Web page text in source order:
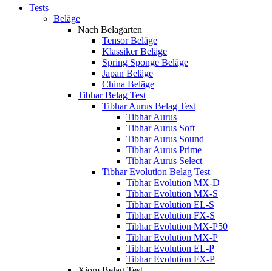
Tests
Beläge
Nach Belagarten
Tensor Beläge
Klassiker Beläge
Spring Sponge Beläge
Japan Beläge
China Beläge
Tibhar Belag Test
Tibhar Aurus Belag Test
Tibhar Aurus
Tibhar Aurus Soft
Tibhar Aurus Sound
Tibhar Aurus Prime
Tibhar Aurus Select
Tibhar Evolution Belag Test
Tibhar Evolution MX-D
Tibhar Evolution MX-S
Tibhar Evolution EL-S
Tibhar Evolution FX-S
Tibhar Evolution MX-P50
Tibhar Evolution MX-P
Tibhar Evolution EL-P
Tibhar Evolution FX-P